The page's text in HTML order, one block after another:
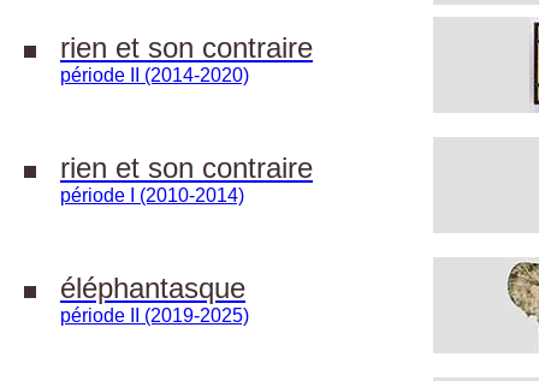
rien et son contraire
période II (2014-2020)
rien et son contraire
période I (2010-2014)
éléphantasque
période II (2019-2025)